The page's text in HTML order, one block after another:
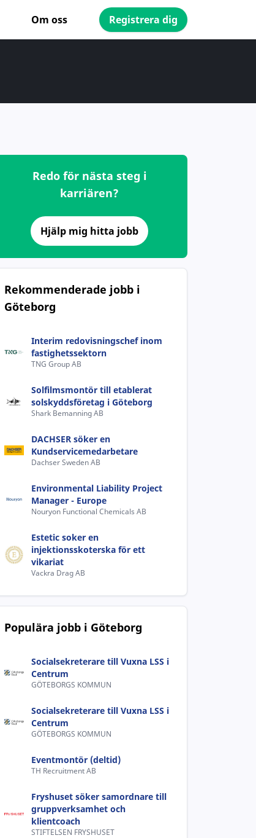
Om oss Registrera dig
Redo för nästa steg i
karriären?
Hjälp mig hitta jobb
Rekommenderade jobb i
Göteborg
Interim redovisningschef inom
fastighetssektorn
TNG Group AB
Solfilmsmontör till etablerat
solskyddsföretag i Göteborg
Shark Bemanning AB
DACHSER söker en
Kundservicemedarbetare
Dachser Sweden AB
Environmental Liability Project
Manager - Europe
Nouryon Functional Chemicals AB
Estetic soker en
injektionsskoterska för ett
vikariat
Vackra Drag AB
Populära jobb i Göteborg
Socialsekreterare till Vuxna LSS i
Centrum
GÖTEBORGS KOMMUN
Socialsekreterare till Vuxna LSS i
Centrum
GÖTEBORGS KOMMUN
Eventmontör (deltid)
TH Recruitment AB
Fryshuset söker samordnare till
gruppverksamhet och
klientcoach
STIFTELSEN FRYSHUSET